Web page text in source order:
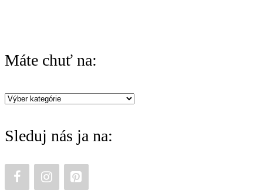
c
f
o
:
Máte chuť na:
Máte
na:
Sleduj nás ja na: